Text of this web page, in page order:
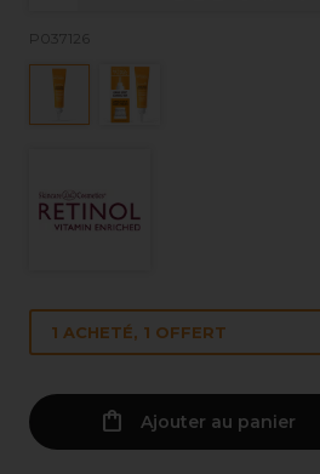
P037126
1 ACHETÉ, 1 OFFERT
Ajouter au panier